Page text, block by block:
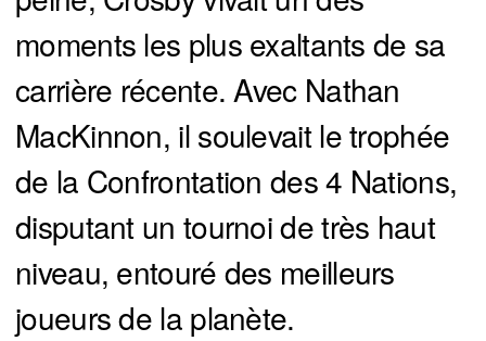
moments les plus exaltants de sa
carrière récente. Avec Nathan
MacKinnon, il soulevait le trophée
de la Confrontation des 4 Nations,
disputant un tournoi de très haut
niveau, entouré des meilleurs
joueurs de la planète.